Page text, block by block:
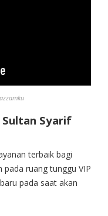
Sultan Syarif
terbaik bagi
ruang tunggu VIP
pada saat akan